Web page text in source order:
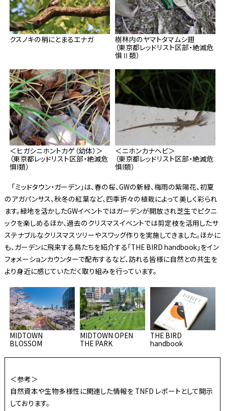
クスノキの梢にとまるエナガ
樹林内のヤマトタマムシ翅
（東京都レッドリスト区部・絶滅危
惧Ⅱ類）
＜ヒガシニホントカゲ（幼体）＞
（東京都レッドリスト区部・絶滅危
惧I類）
＜ニホンカナヘビ＞
（東京都レッドリスト区部・絶滅危
惧I類）
「ミッドタウン・ガーデン」は、春の桜、GWの新緑、梅雨の紫陽花、初夏
のアガパンサス、秋冬の紅葉など、四季折々の植栽によって美しく彩られ
ます。緑地を活かしたGWイベントではガーデンが開放され芝生でピクニ
ックを楽しめるほか、過去のクリスマスイベントでは剪定枝を活用したサ
ステナブルなクリスマスツリーやスワッグ作りを実施してきました。ほかに
も、ガーデンに飛来する鳥たちを紹介する「THE BIRD handbook」をイン
フォメーションカウンターで配布するなど、訪れる皆様に自然との共生を
より身近に感じていただく取り組みを行っています。
MIDTOWN
BLOSSOM
MIDTOWN OPEN
THE PARK
THE BIRD
handbook
＜参考＞
自然資本や生物多様性に関連した情報を TNFD レポートとして開示
しております。